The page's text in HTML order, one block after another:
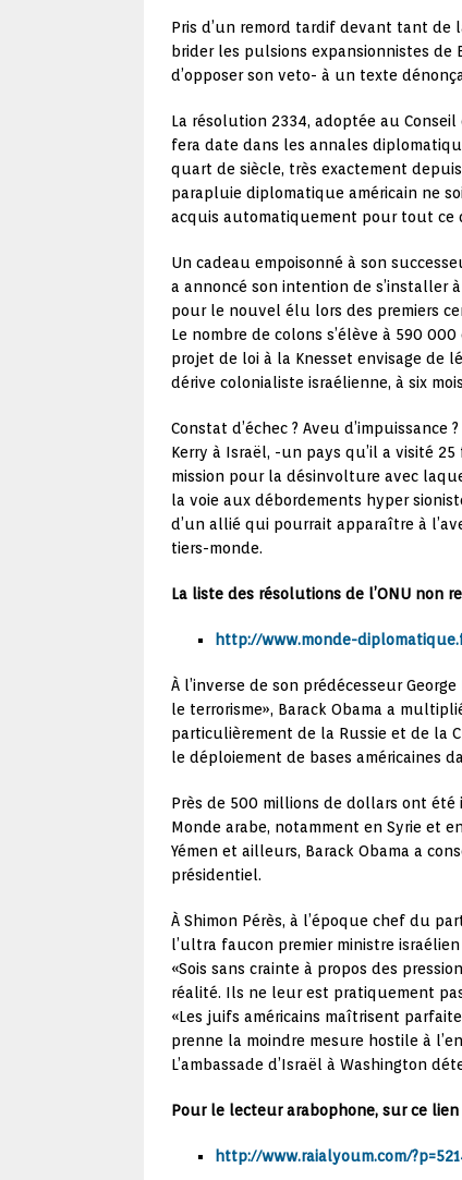
Pris d’un remord tardif devant tant
brider les pulsions expansionnistes de
d’opposer son veto- à un texte
La résolution 2334, adoptée au
fera date dans les annales
quart de siècle, très exactement
parapluie diplomatique américain ne
acquis automatiquement pour tout ce
Un cadeau empoisonné à son
a annoncé son intention de s’installer
pour le nouvel élu lors des premiers
Le nombre de colons s’élève à 590
projet de loi à la Knesset envisage de
dérive colonialiste israélienne, à six
Constat d’échec ? Aveu
Kerry à Israël, -un pays qu’il a visité
mission pour la désinvolture avec
la voie aux débordements hyper
d’un allié qui pourrait apparaître à
tiers-monde.
La liste des résolutions de l’ONU non
http://www.monde-
À l’inverse de son prédécesseur
le terrorisme», Barack Obama a
particulièrement de la Russie et de la
le déploiement de bases américaines
Près de 500 millions de dollars ont
Monde arabe, notamment en Syrie et
Yémen et ailleurs, Barack Obama a
présidentiel.
À Shimon Pérès, à l’époque chef du
l’ultra faucon premier ministre
«Sois sans crainte à propos des
réalité. Ils ne leur est pratiquement
«Les juifs américains maîtrisent
prenne la moindre mesure hostile à
L’ambassade d’Israël à Washington
Pour le lecteur arabophone, sur ce
http://www.raialyoum.com/